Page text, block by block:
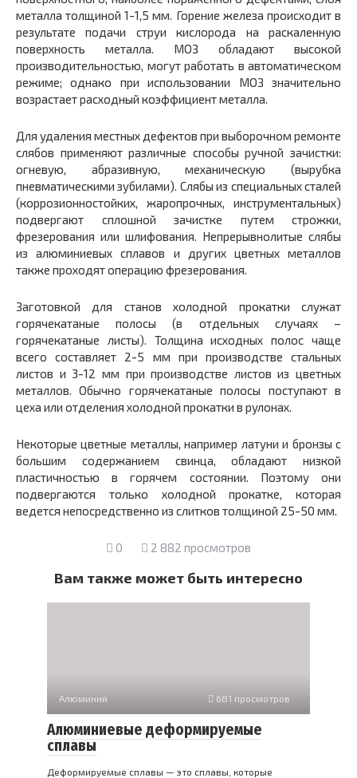
металла толщиной 1-1,5 мм. Горение железа происходит в
результате подачи струи кислорода на раскаленную
поверхность металла. МОЗ обладают высокой
производительностью, могут работать в автоматическом
режиме; однако при использовании МОЗ значительно
возрастает расходный коэффициент металла.
Для удаления местных дефектов при выборочном ремонте
слябов применяют различные способы ручной зачистки:
огневую, абразивную, механическую (вырубка
пневматическими зубилами). Слябы из специальных сталей
(коррозионностойких, жаропрочных, инструментальных)
подвергают сплошной зачистке путем строжки,
фрезерования или шлифования. Непрерывнолитые слябы
из алюминиевых сплавов и других цветных металлов
также проходят операцию фрезерования.
Заготовкой для станов холодной прокатки служат
горячекатаные полосы (в отдельных случаях –
горячекатаные листы). Толщина исходных полос чаще
всего составляет 2-5 мм при производстве стальных
листов и 3-12 мм при производстве листов из цветных
металлов. Обычно горячекатаные полосы поступают в
цеха или отделения холодной прокатки в рулонах.
Некоторые цветные металлы, например латуни и бронзы с
большим содержанием свинца, обладают низкой
пластичностью в горячем состоянии. Поэтому они
подвергаются только холодной прокатке, которая
ведется непосредственно из слитков толщиной 25-50 мм.
0 2 882 просмотров
Вам также может быть интересно
Алюминий 681 просмотров
Алюминиевые деформируемые
сплавы
Деформируемые сплавы — это сплавы, которые